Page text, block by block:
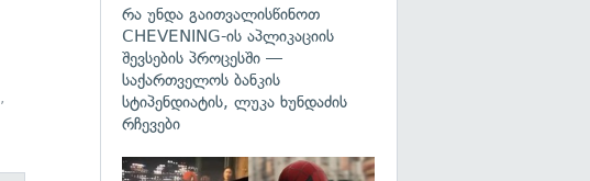
,
რა უნდა გაითვალისწინოთ
CHEVENING-ის აპლიკაციის
შევსების პროცესში —
საქართველოს ბანკის
სტიპენდიატის, ლუკა ხუნდაძის
რჩევები